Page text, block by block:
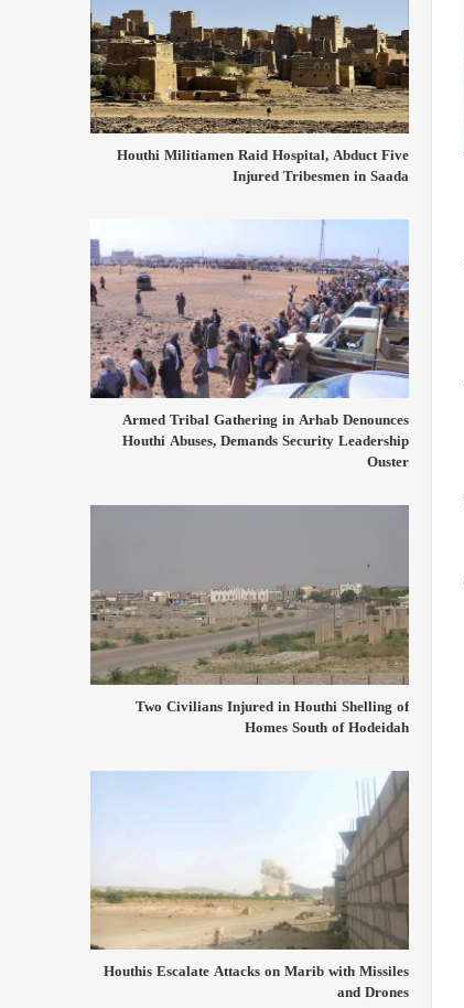
Houthi Militiamen Raid Hospital, Abduct Five
Injured Tribesmen in Saada
Armed Tribal Gathering in Arhab Denounces
Houthi Abuses, Demands Security Leadership
Ouster
Two Civilians Injured in Houthi Shelling of
Homes South of Hodeidah
Houthis Escalate Attacks on Marib with Missiles
and Drones